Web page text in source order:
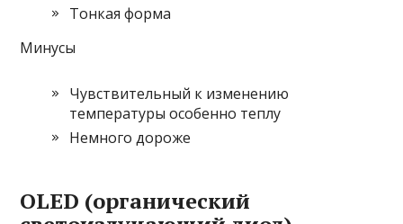
Тонкая форма
Минусы
Чувствительный к изменению
температуры особенно теплу
Немного дороже
OLED (органический